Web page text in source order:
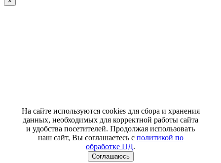
На сайте используются cookies для сбора и хранения
данных, необходимых для корректной работы сайта
и удобства посетителей. Продолжая использовать
наш сайт, Вы соглашаетесь с политикой по
обработке ПД.
Соглашаюсь